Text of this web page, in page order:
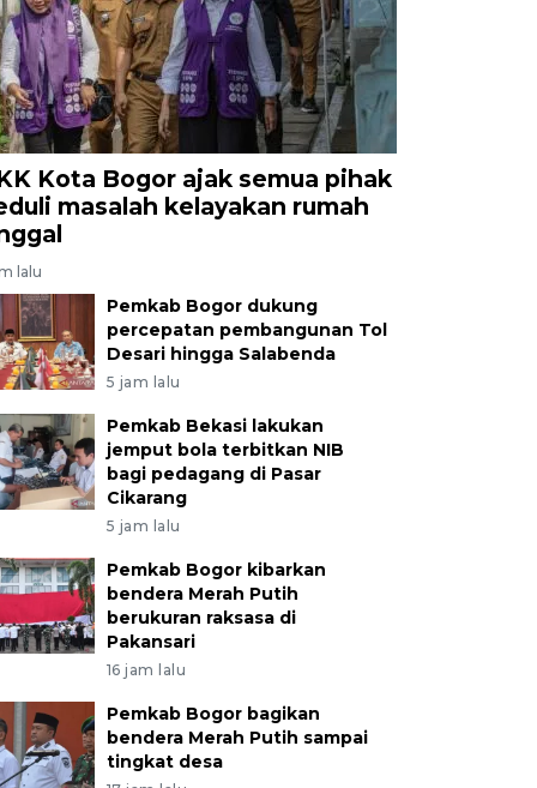
Kota Bogor ajak semua pihak
masalah kelayakan rumah
lalu
Pemkab Bogor dukung
percepatan pembangunan Tol
Desari hingga Salabenda
5 jam lalu
Pemkab Bekasi lakukan
jemput bola terbitkan NIB
bagi pedagang di Pasar
Cikarang
5 jam lalu
Pemkab Bogor kibarkan
bendera Merah Putih
berukuran raksasa di
Pakansari
16 jam lalu
Pemkab Bogor bagikan
bendera Merah Putih sampai
tingkat desa